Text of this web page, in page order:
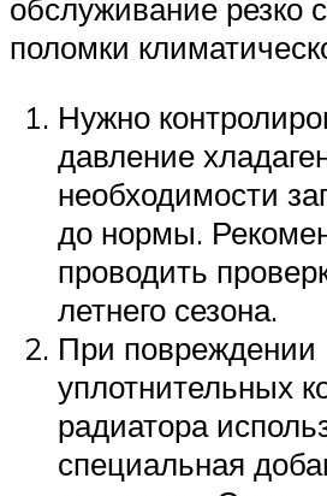
обслуживание резко
поломки
Нужно
давление
необходимости
до нормы.
проводить
летнего сезона.
При повреждении
уплотнительных
радиатора
специальная